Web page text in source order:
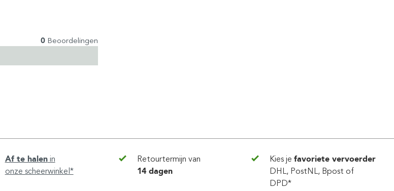
0Beoordelingen
Af te halenin
onze scheerwinkel*
Retourtermijn van
14 dagen
Kies je favoriete vervoerder
DHL, PostNL, Bpost of
DPD*